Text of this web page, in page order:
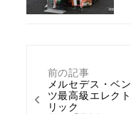
前の記事
メルセデス・ベン
ツ最高級エレクト
リック